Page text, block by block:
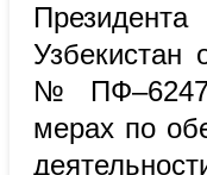
Узбекистан
№ ПФ–6247
мерах по